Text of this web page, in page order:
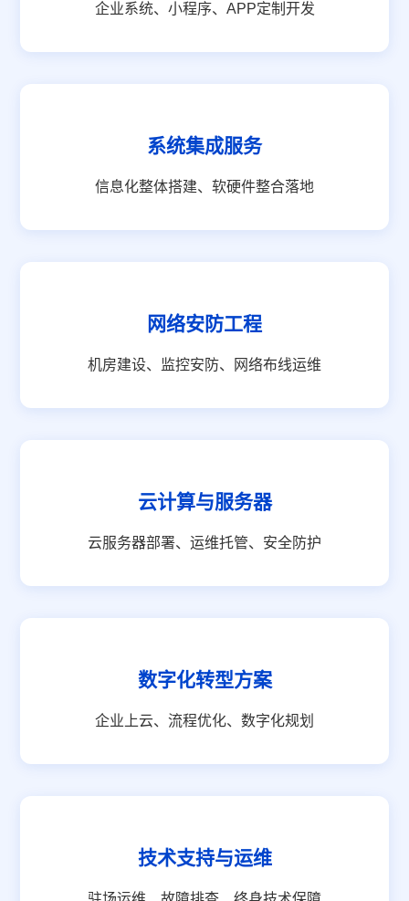
企业系统、小程序、APP定制开发
系统集成服务
信息化整体搭建、软硬件整合落地
网络安防工程
机房建设、监控安防、网络布线运维
云计算与服务器
云服务器部署、运维托管、安全防护
数字化转型方案
企业上云、流程优化、数字化规划
技术支持与运维